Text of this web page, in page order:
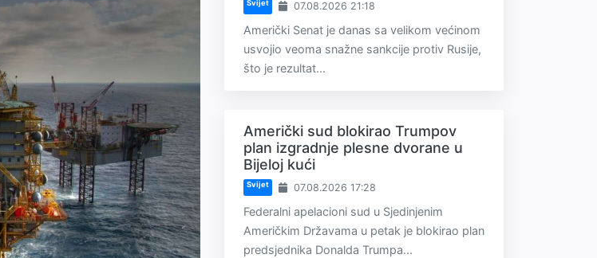
Svijet 07.08.2026 21:18
Američki Senat je danas sa velikom većinom
usvojio veoma snažne sankcije protiv Rusije,
što je rezultat...
Američki sud blokirao Trumpov
plan izgradnje plesne dvorane u
Bijeloj kući
Svijet 07.08.2026 17:28
Federalni apelacioni sud u Sjedinjenim
Američkim Državama u petak je blokirao plan
predsjednika Donalda Trumpa...